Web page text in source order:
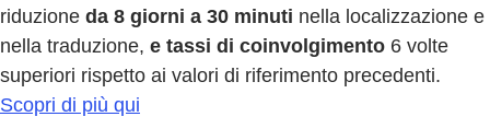
riduzione da 8 giorni a 30 minuti nella localizzazione e
nella traduzione, e tassi di coinvolgimento 6 volte
superiori rispetto ai valori di riferimento precedenti.
Scopri di più qui